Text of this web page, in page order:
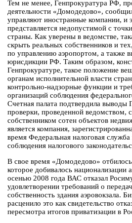
Тем не менее, Генпрокуратура РФ,
деятельности «Домодедово»,
управляют иностранные компании, и
представляется недопустимой с
страны. Как уверены в ведомстве,
скрыть реальных собственников и
по управлению аэропортом, а также
юрисдикции РФ. Таким образом,
Генпрокуратуре, такое положение
органам исполнительной власти
контрольно-надзорные функции и
организаций соблюдения
Счетная палата подтвердила выводы
проверки, проведенной ведомством,
собственником сотен объектов
является компания,
время Федеральная налоговая
соблюдения налогового
В свое время «Домодедово»
которое добивалось национализации
осенью 2008 года ВАС отказал
удовлетворении требований о
собственность здания аэровокзала.
расценило это как свидетельство
пересмотра итогов приватизации в